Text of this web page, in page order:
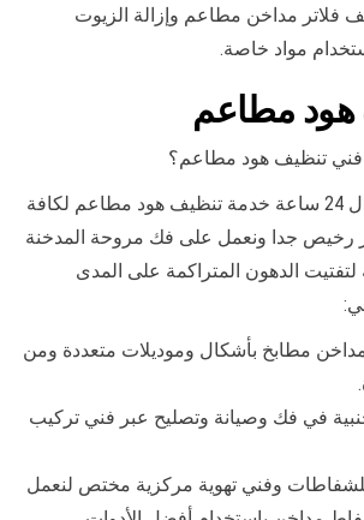
فلاتر مداخن مطاعم وإزالة الزيوت
مواد خاصة.
هود مطاعم
تنظيف هود مطاعم؟
نوفر لكم على مدار ال 24 ساعة خدمة تنظيف هود مطاعم لكافة
رخيص جدا ونعمل على فك مروحة المدخنة
لتفتيت الدهون المتراكمة على المدى
مطابخ بأشكال وموديلات متعددة ومن
في فك وصيانة وتصليح عبر فني تركيب
وفني تهوية مركزية مختص لنعمل